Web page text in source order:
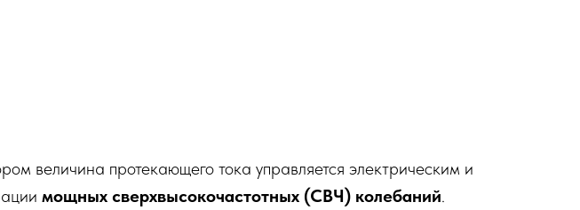
величина протекающего тока управляется электрическим и
мощных сверхвысокочастотных (СВЧ) колебаний.